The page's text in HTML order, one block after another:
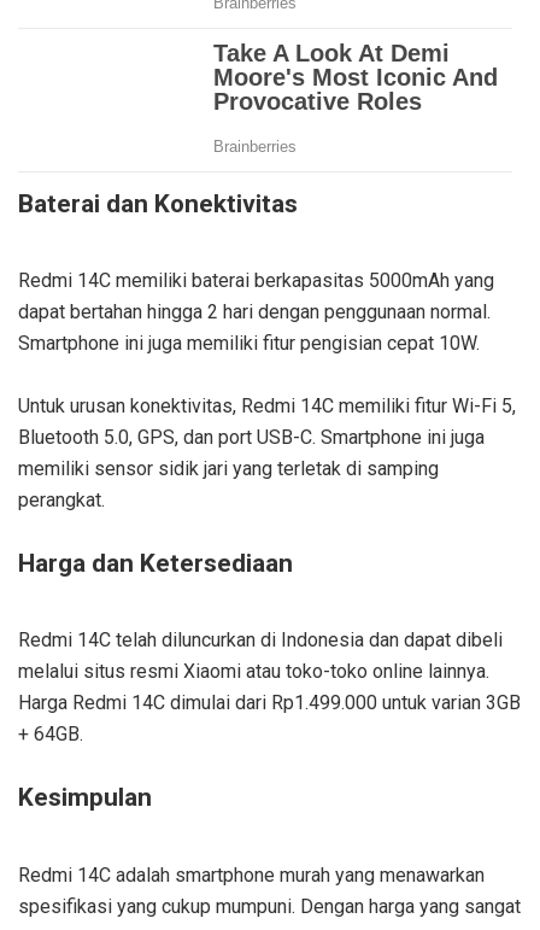
Baterai dan Konektivitas
Redmi 14C memiliki baterai berkapasitas 5000mAh yang
dapat bertahan hingga 2 hari dengan penggunaan normal.
Smartphone ini juga memiliki fitur pengisian cepat 10W.
Untuk urusan konektivitas, Redmi 14C memiliki fitur Wi-Fi 5,
Bluetooth 5.0, GPS, dan port USB-C. Smartphone ini juga
memiliki sensor sidik jari yang terletak di samping
perangkat.
Harga dan Ketersediaan
Redmi 14C telah diluncurkan di Indonesia dan dapat dibeli
melalui situs resmi Xiaomi atau toko-toko online lainnya.
Harga Redmi 14C dimulai dari Rp1.499.000 untuk varian 3GB
+ 64GB.
Kesimpulan
Redmi 14C adalah smartphone murah yang menawarkan
spesifikasi yang cukup mumpuni. Dengan harga yang sangat